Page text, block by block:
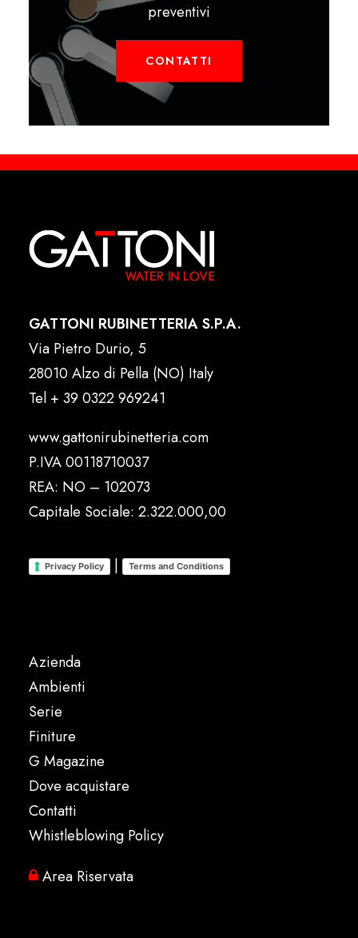
preventivi
CONTATTI
GATTONI RUBINETTERIA S.P.A.
Via Pietro Durio, 5
28010 Alzo di Pella (NO) Italy
Tel + 39 0322 969241
www.gattonirubinetteria.com
P.IVA 00118710037
REA: NO – 102073
Capitale Sociale: 2.322.000,00
Privacy Policy | Terms and Conditions
Azienda
Ambienti
Serie
Finiture
G Magazine
Dove acquistare
Contatti
Whistleblowing Policy
Area Riservata